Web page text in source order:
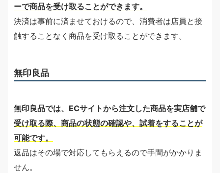
ーで商品を受け取ることができます。
決済は事前に済ませておけるので、消費者は店員と接
触することなく商品を受け取ることができます。
無印良品
無印良品では、ECサイトから注文した商品を実店舗で
受け取る際、商品の状態の確認や、試着をすることが
可能です。
返品はその場で対応してもらえるので手間がかかりま
せん。